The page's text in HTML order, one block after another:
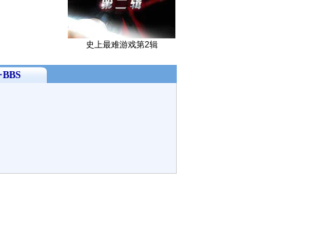
史上最难游戏第2辑